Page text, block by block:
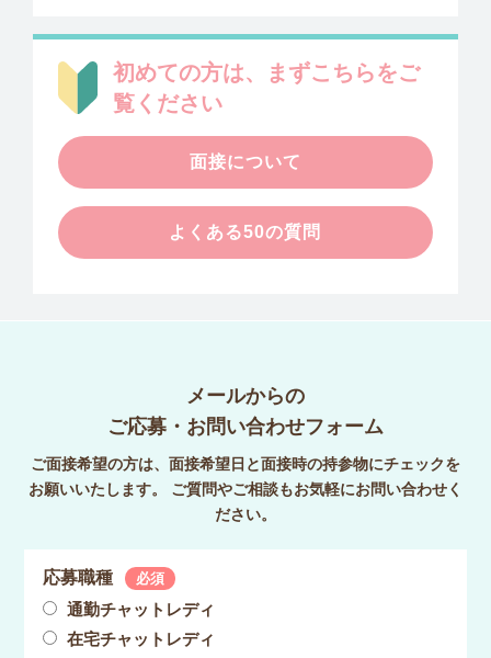
初めての方は、まずこちらをご
覧ください
面接について
よくある50の質問
メールからの
ご応募・お問い合わせフォーム
ご面接希望の方は、面接希望日と面接時の持参物にチェックを
お願いいたします。 ご質問やご相談もお気軽にお問い合わせく
ださい。
応募職種 必須
通勤チャットレディ
在宅チャットレディ